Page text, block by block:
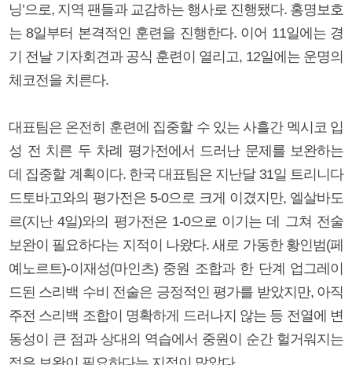
닝’으로, 지역 팬들과 교감하는 행사로 진행됐다. 홍명보호
는 8일부터 본격적인 훈련을 진행한다. 이어 11일에는 경
기 전날 기자회견과 공식 훈련이 열리고, 12일에는 운명의
체코전을 치른다.
대표팀은 온전히 훈련에 집중할 수 있는 사흘간 멕시코 입
성 전 치른 두 차례 평가전에서 드러난 문제를 보완하는
데 집중할 계획이다. 한국 대표팀은 지난달 31일 트리니다
드토바고와의 평가전은 5-0으로 크게 이겼지만, 엘살바도
르(지난 4일)와의 평가전은 1-0으로 이기는 데 그쳐 전술
보완이 필요하다는 지적이 나왔다. 새로 가동한 황인범(페
예노르트)-이재성(마인츠) 중원 조합과 한 단계 업그레이
드된 스리백 수비 전술은 긍정적인 평가를 받았지만, 아직
주전 스리백 조합이 명확하게 드러나지 않는 등 전열에 변
동성이 큰 점과 상대의 역습에서 중원이 순간 헐거워지는